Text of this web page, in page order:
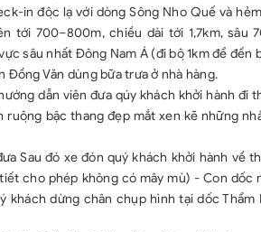
in độc lạ với dòng Sông Nho Quế và
tới 700–800m, chiều dài tới 1,7km,
sâu nhất Đông Nam Á (đi bộ 1km để
Đồng Văn dùng bữa trưa ở nhà hàng.
dẫn viên đưa qúy khách khởi hành đi
bậc thang đẹp mắt xen kẽ những
Sau đó xe đón quý khách khởi hành về
cho phép không có mây mù) - Con
khách dừng chân chụp hình tại dốc